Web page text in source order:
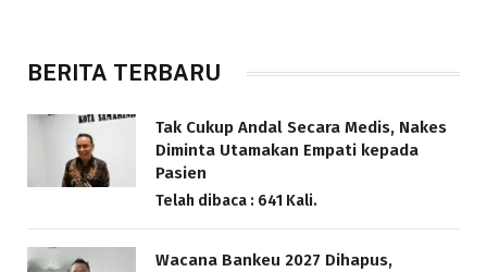
BERITA TERBARU
Tak Cukup Andal Secara Medis, Nakes
Diminta Utamakan Empati kepada
Pasien
Telah dibaca : 641 Kali.
Wacana Bankeu 2027 Dihapus,